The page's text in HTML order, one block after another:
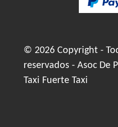
© 2026 Copyright -
reservados - Asoc De
Taxi Fuerte Taxi